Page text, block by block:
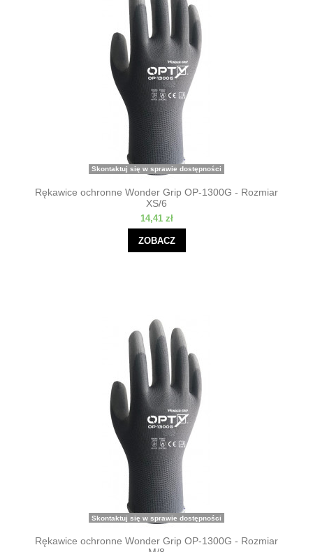
Skontaktuj się w sprawie dostępności
Rękawice ochronne Wonder Grip OP-1300G - Rozmiar
XS/6
14,41 zł
ZOBACZ
Skontaktuj się w sprawie dostępności
Rękawice ochronne Wonder Grip OP-1300G - Rozmiar